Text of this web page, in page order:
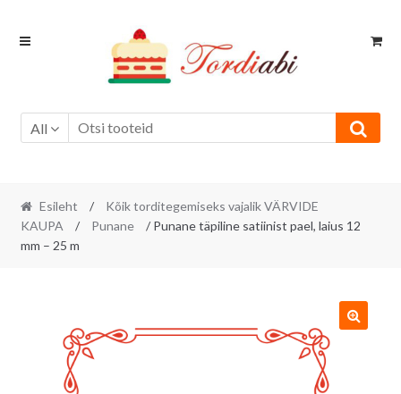
Skip
Skip
All
Esileht /
Kõik torditegemiseks vajalik VÄRVIDE
KAUPA
/ Punane
/ Punane täpiline satiinist pael, laius 12
mm – 25 m